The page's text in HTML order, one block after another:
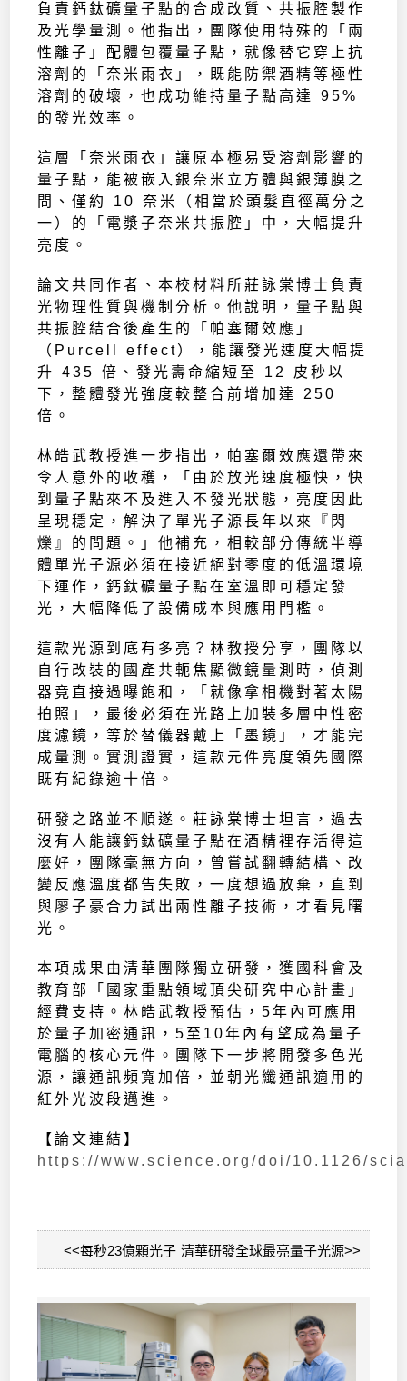
負責鈣鈦礦量子點的合成改質、共振腔製作
及光學量測。他指出，團隊使用特殊的「兩
性離子」配體包覆量子點，就像替它穿上抗
溶劑的「奈米雨衣」，既能防禦酒精等極性
溶劑的破壞，也成功維持量子點高達 95%
的發光效率。
這層「奈米雨衣」讓原本極易受溶劑影響的
量子點，能被嵌入銀奈米立方體與銀薄膜之
間、僅約 10 奈米（相當於頭髮直徑萬分之
一）的「電漿子奈米共振腔」中，大幅提升
亮度。
論文共同作者、本校材料所莊詠棠博士負責
光物理性質與機制分析。他說明，量子點與
共振腔結合後產生的「帕塞爾效應」
（Purcell effect），能讓發光速度大幅提
升 435 倍、發光壽命縮短至 12 皮秒以
下，整體發光強度較整合前增加達 250
倍。
林皓武教授進一步指出，帕塞爾效應還帶來
令人意外的收穫，「由於放光速度極快，快
到量子點來不及進入不發光狀態，亮度因此
呈現穩定，解決了單光子源長年以來『閃
爍』的問題。」他補充，相較部分傳統半導
體單光子源必須在接近絕對零度的低溫環境
下運作，鈣鈦礦量子點在室溫即可穩定發
光，大幅降低了設備成本與應用門檻。
這款光源到底有多亮？林教授分享，團隊以
自行改裝的國產共軛焦顯微鏡量測時，偵測
器竟直接過曝飽和，「就像拿相機對著太陽
拍照」，最後必須在光路上加裝多層中性密
度濾鏡，等於替儀器戴上「墨鏡」，才能完
成量測。實測證實，這款元件亮度領先國際
既有紀錄逾十倍。
研發之路並不順遂。莊詠棠博士坦言，過去
沒有人能讓鈣鈦礦量子點在酒精裡存活得這
麼好，團隊毫無方向，曾嘗試翻轉結構、改
變反應溫度都告失敗，一度想過放棄，直到
與廖子豪合力試出兩性離子技術，才看見曙
光。
本項成果由清華團隊獨立研發，獲國科會及
教育部「國家重點領域頂尖研究中心計畫」
經費支持。林皓武教授預估，5年內可應用
於量子加密通訊，5至10年內有望成為量子
電腦的核心元件。團隊下一步將開發多色光
源，讓通訊頻寬加倍，並朝光纖通訊適用的
紅外光波段邁進。
【論文連結】
https://www.science.org/doi/10.1126/
<<每秒23億顆光子 清華研發全球最亮量子光源>>